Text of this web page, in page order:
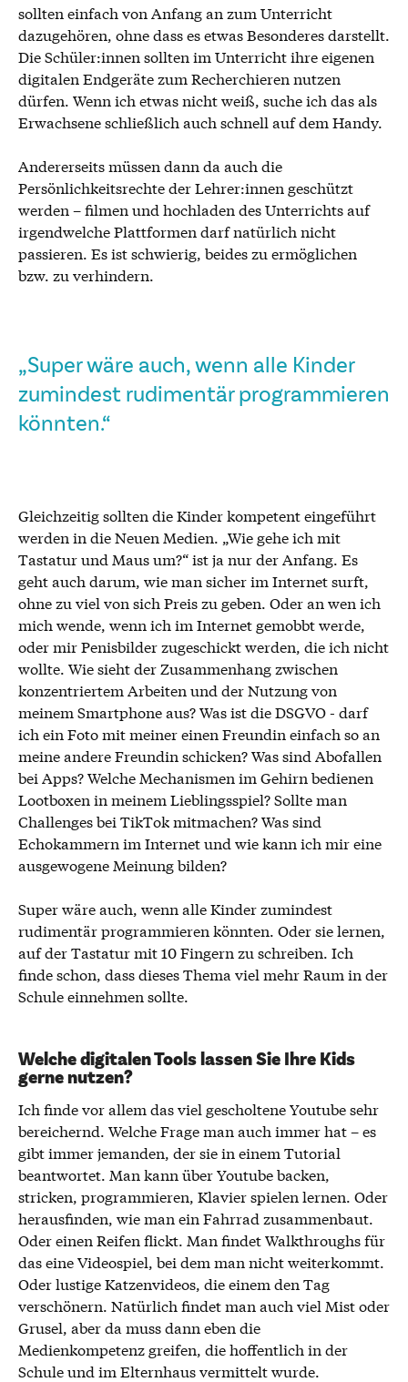
sollten einfach von Anfang an zum Unterricht
dazugehören, ohne dass es etwas Besonderes darstellt.
Die Schüler:innen sollten im Unterricht ihre eigenen
digitalen Endgeräte zum Recherchieren nutzen
dürfen. Wenn ich etwas nicht weiß, suche ich das als
Erwachsene schließlich auch schnell auf dem Handy.
Andererseits müssen dann da auch die
Persönlichkeitsrechte der Lehrer:innen geschützt
werden – filmen und hochladen des Unterrichts auf
irgendwelche Plattformen darf natürlich nicht
passieren. Es ist schwierig, beides zu ermöglichen
bzw. zu verhindern.
„Super wäre auch, wenn alle Kinder
zumindest rudimentär programmieren
könnten.“
Gleichzeitig sollten die Kinder kompetent eingeführt
werden in die Neuen Medien. „Wie gehe ich mit
Tastatur und Maus um?“ ist ja nur der Anfang. Es
geht auch darum, wie man sicher im Internet surft,
ohne zu viel von sich Preis zu geben. Oder an wen ich
mich wende, wenn ich im Internet gemobbt werde,
oder mir Penisbilder zugeschickt werden, die ich nicht
wollte. Wie sieht der Zusammenhang zwischen
konzentriertem Arbeiten und der Nutzung von
meinem Smartphone aus? Was ist die DSGVO - darf
ich ein Foto mit meiner einen Freundin einfach so an
meine andere Freundin schicken? Was sind Abofallen
bei Apps? Welche Mechanismen im Gehirn bedienen
Lootboxen in meinem Lieblingsspiel? Sollte man
Challenges bei TikTok mitmachen? Was sind
Echokammern im Internet und wie kann ich mir eine
ausgewogene Meinung bilden?
Super wäre auch, wenn alle Kinder zumindest
rudimentär programmieren könnten. Oder sie lernen,
auf der Tastatur mit 10 Fingern zu schreiben. Ich
finde schon, dass dieses Thema viel mehr Raum in der
Schule einnehmen sollte.
Welche digitalen Tools lassen Sie Ihre Kids
gerne nutzen?
Ich finde vor allem das viel gescholtene Youtube sehr
bereichernd. Welche Frage man auch immer hat – es
gibt immer jemanden, der sie in einem Tutorial
beantwortet. Man kann über Youtube backen,
stricken, programmieren, Klavier spielen lernen. Oder
herausfinden, wie man ein Fahrrad zusammenbaut.
Oder einen Reifen flickt. Man findet Walkthroughs für
das eine Videospiel, bei dem man nicht weiterkommt.
Oder lustige Katzenvideos, die einem den Tag
verschönern. Natürlich findet man auch viel Mist oder
Grusel, aber da muss dann eben die
Medienkompetenz greifen, die hoffentlich in der
Schule und im Elternhaus vermittelt wurde.